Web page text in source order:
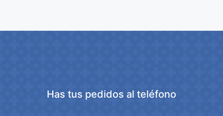
Has tus pedidos al teléfono